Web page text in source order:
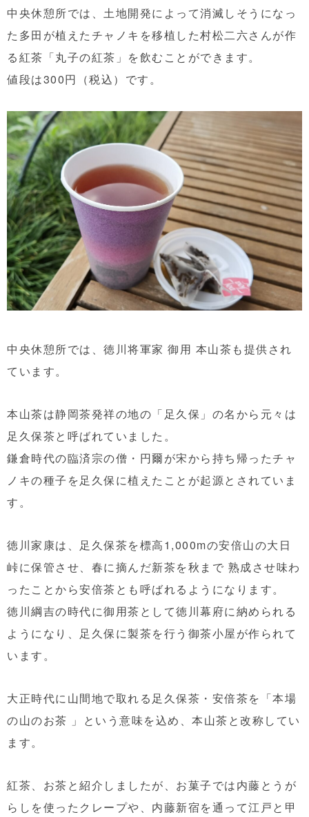
中央休憩所では、土地開発によって消滅しそうになっ
た多田が植えたチャノキを移植した村松二六さんが作
る紅茶「丸子の紅茶」を飲むことができます。
値段は300円（税込）です。
中央休憩所では、徳川将軍家 御用 本山茶も提供され
ています。
本山茶は静岡茶発祥の地の「足久保」の名から元々は
足久保茶と呼ばれていました。
鎌倉時代の臨済宗の僧・円爾が宋から持ち帰ったチャ
ノキの種子を足久保に植えたことが起源とされていま
す。
徳川家康は、足久保茶を標高1,000mの安倍山の大日
峠に保管させ、春に摘んだ新茶を秋まで 熟成させ味わ
ったことから安倍茶とも呼ばれるようになります。
徳川綱吉の時代に御用茶として徳川幕府に納められる
ようになり、足久保に製茶を行う御茶小屋が作られて
います。
大正時代に山間地で取れる足久保茶・安倍茶を「本場
の山のお茶 」という意味を込め、本山茶と改称してい
ます。
紅茶、お茶と紹介しましたが、お菓子では内藤とうが
らしを使ったクレープや、内藤新宿を通って江戸と甲